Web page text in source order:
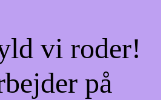
vi roder!
på